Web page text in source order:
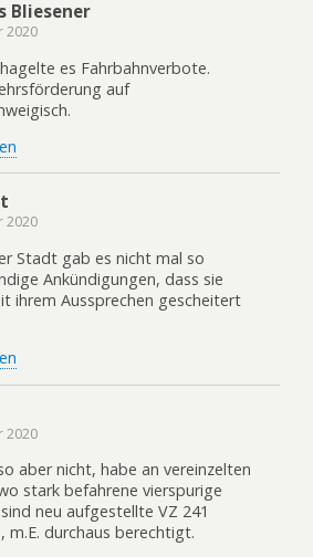
Bliesener
2020
hagelte es Fahrbahnverbote.
auf
2020
Stadt gab es nicht mal so
Ankündigungen, dass sie
ihrem Aussprechen gescheitert
2020
aber nicht, habe an vereinzelten
stark befahrene vierspurige
neu aufgestellte VZ 241
m.E. durchaus berechtigt.